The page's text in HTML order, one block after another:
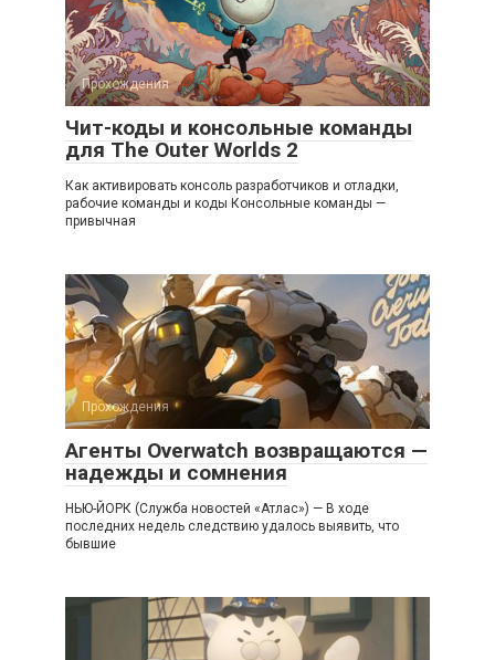
Прохождения
Чит-коды и консольные команды
для The Outer Worlds 2
Как активировать консоль разработчиков и отладки,
рабочие команды и коды Консольные команды —
привычная
Прохождения
Агенты Overwatch возвращаются —
надежды и сомнения
НЬЮ-ЙОРК (Служба новостей «Атлас») — В ходе
последних недель следствию удалось выявить, что
бывшие